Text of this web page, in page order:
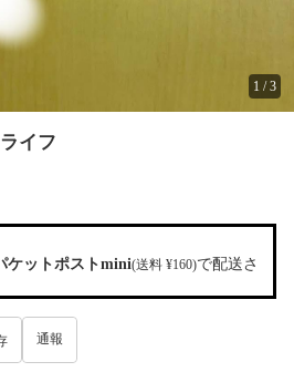
1 /3
イフ
ケットポストmini(送料 ¥160)で配送さ
通報